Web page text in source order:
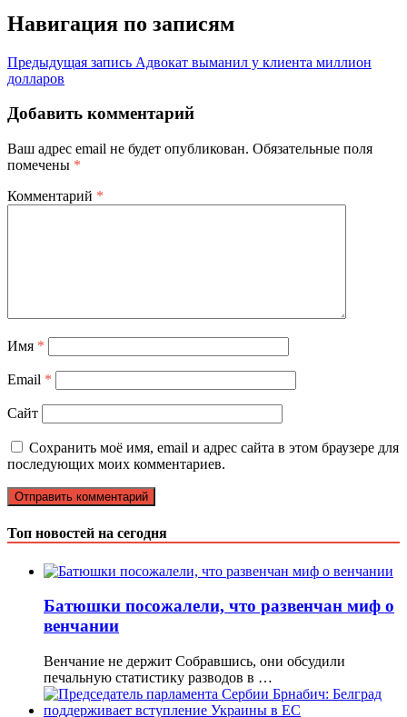
Навигация по записям
Предыдущая запись Адвокат выманил у клиента миллион
долларов
Добавить комментарий
Ваш адрес email не будет опубликован. Обязательные поля
помечены *
Комментарий *
Имя *
Email *
Сайт
Сохранить моё имя, email и адрес сайта в этом браузере для
последующих моих комментариев.
Топ новостей на сегодня
Батюшки посожалели, что развенчан миф о
венчании
Венчание не держит Собравшись, они обсудили
печальную статистику разводов в …